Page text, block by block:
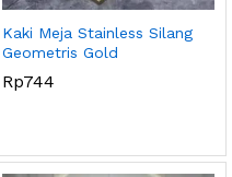
Kaki Meja Stainless Silang
Geometris Gold
Rp744